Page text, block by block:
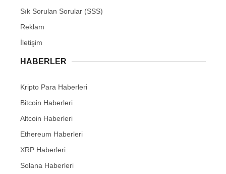
Sık Sorulan Sorular (SSS)
Reklam
İletişim
HABERLER
Kripto Para Haberleri
Bitcoin Haberleri
Altcoin Haberleri
Ethereum Haberleri
XRP Haberleri
Solana Haberleri